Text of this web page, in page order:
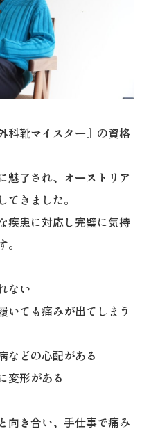
科靴マイスター』の資格
魅了され、オーストリア
きました。
疾患に対応し完璧に気持
ない
ても痛みが出てしまう
などの心配がある
変形がある
向き合い、手仕事で痛み